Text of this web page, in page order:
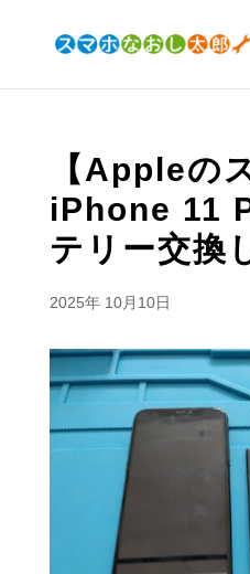
【Appleの
iPhone 11
テリー交換
2025年 10月10日